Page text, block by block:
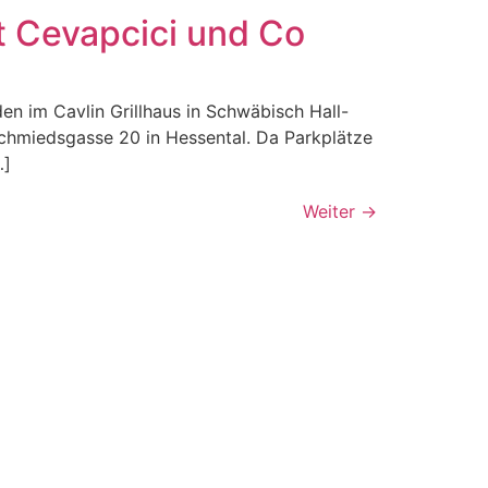
Cevapcici und Co
im Cavlin Grillhaus in Schwäbisch Hall-
20 in Hessental. Da Parkplätze
Weiter →